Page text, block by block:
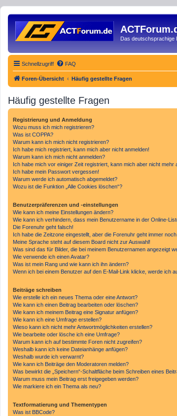
Das deutschsprachige
Schnellzugriff FAQ
Foren-Übersicht Häufig gestellte Fragen
Häufig gestellte Fragen
Registrierung und Anmeldung
Wozu muss ich mich registrieren?
Was ist COPPA?
Warum kann ich mich nicht registrieren?
Ich habe mich registriert, kann mich aber nicht anmelden!
Warum kann ich mich nicht anmelden?
Ich habe mich vor einiger Zeit registriert, kann mich aber nicht mehr
Ich habe mein Passwort vergessen!
Warum werde ich automatisch abgemeldet?
Wozu ist die Funktion „Alle Cookies löschen“?
Benutzerpräferenzen und -einstellungen
Wie kann ich meine Einstellungen ändern?
Wie kann ich verhindern, dass mein Benutzername in der Online-
Die Forenuhr geht falsch!
Ich habe die Zeitzone eingestellt, aber die Forenuhr geht immer
Meine Sprache steht auf diesem Board nicht zur Auswahl!
Was sind das für Bilder, die bei meinem Benutzernamen angezeigt
Wie verwende ich einen Avatar?
Was ist mein Rang und wie kann ich ihn ändern?
Wenn ich bei einem Benutzer auf den E-Mail-Link klicke, werde ich
Beiträge schreiben
Wie erstelle ich ein neues Thema oder eine Antwort?
Wie kann ich einen Beitrag bearbeiten oder löschen?
Wie kann ich meinem Beitrag eine Signatur anfügen?
Wie kann ich eine Umfrage erstellen?
Wieso kann ich nicht mehr Antwortmöglichkeiten erstellen?
Wie bearbeite oder lösche ich eine Umfrage?
Warum kann ich auf bestimmte Foren nicht zugreifen?
Weshalb kann ich keine Dateianhänge anfügen?
Weshalb wurde ich verwarnt?
Wie kann ich Beiträge den Moderatoren melden?
Was bewirkt die „Speichern“-Schaltfläche beim Schreiben eines
Warum muss mein Beitrag erst freigegeben werden?
Wie markiere ich ein Thema als neu?
Textformatierung und Thementypen
Was ist BBCode?